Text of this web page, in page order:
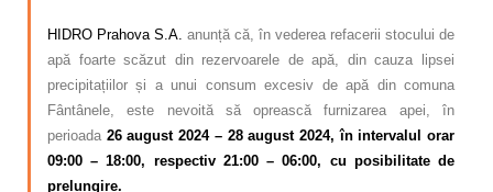
HIDRO Prahova S.A. anunță că, în vederea refacerii stocului de
apă foarte scăzut din rezervoarele de apă, din cauza lipsei
precipitațiilor și a unui consum excesiv de apă din comuna
Fântânele, este nevoită să oprească furnizarea apei, în
perioada 26 august 2024 – 28 august 2024, în intervalul orar
09:00 – 18:00, respectiv 21:00 – 06:00, cu posibilitate de
prelungire.